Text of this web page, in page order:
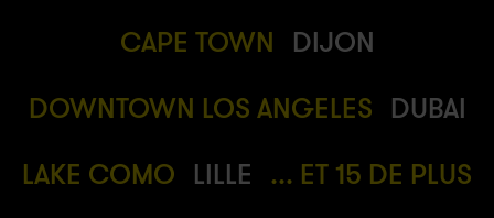
CAPE TOWN
DIJON
DOWNTOWN LOS ANGELES
DUBAI
LAKE COMO
LILLE ... ET 15 DE PLUS